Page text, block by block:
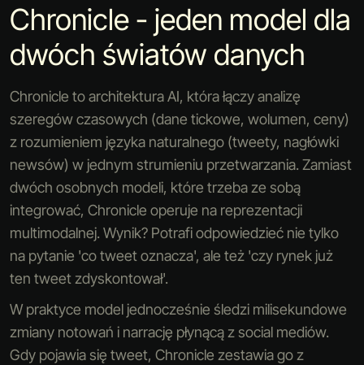
Chronicle - jeden model dla
dwóch światów danych
Chronicle to architektura AI, która łączy analizę
szeregów czasowych (dane tickowe, wolumen, ceny)
z rozumieniem języka naturalnego (tweety, nagłówki
newsów) w jednym strumieniu przetwarzania. Zamiast
dwóch osobnych modeli, które trzeba ze sobą
integrować, Chronicle operuje na reprezentacji
multimodalnej. Wynik? Potrafi odpowiedzieć nie tylko
na pytanie 'co tweet oznacza', ale też 'czy rynek już
ten tweet zdyskontował'.
W praktyce model jednocześnie śledzi milisekundowe
zmiany notowań i narrację płynącą z social mediów.
Gdy pojawia się tweet, Chronicle zestawia go z